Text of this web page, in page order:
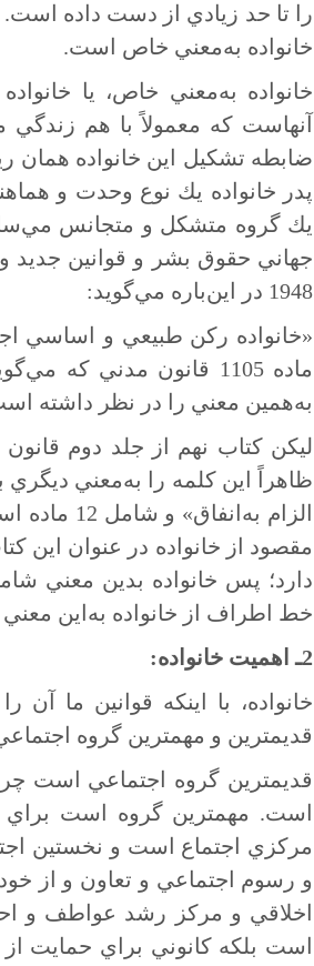
را تا حد زيادي از دست داده است.
خانواده به‌معني خاص است.
خانواده به‌معني خاص، يا
آنهاست كه معمولاً با هم
ضابطه تشكيل اين خانواده
پدر خانواده يك نوع وحدت و
يك گروه متشكل و متجانس
1948 در اين‌باره مي‌گويد:
«خانواده ركن طبيعي و اساسي
ماده 1105 قانون مدني
به‌همين معني را در نظر داشته
ظاهراً اين كلمه را به‌معني
الزام
مقصود از خانواده در عنوان اين
دارد؛ پس خانواده بدين معني
خط اطراف از خانواده به‌اين
2ـ اهميت خانواده:
خانواده، با اينكه قوانين ما
قديمترين و مهمترين گروه
قديمترين گروه اجتماعي است
است. مهمترين گروه است براي
مركزي اجتماع است و نخستين
و رسوم اجتماعي و تعاون و از
اخلاقي و مركز رشد عواطف و
است بلكه كانوني براي حمايت